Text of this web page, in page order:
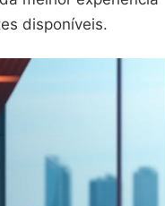
disponíveis.